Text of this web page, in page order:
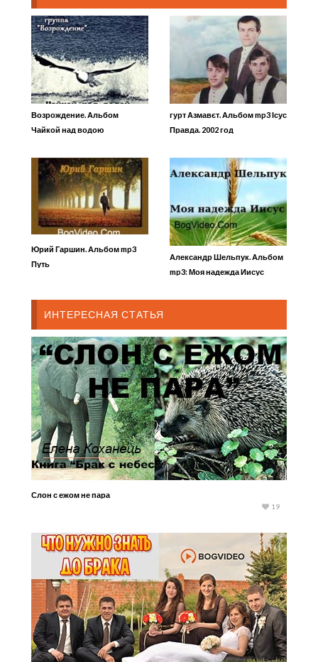
Возрождение. Альбом
Чайкой над водою
гурт Азмавєт. Альбом mp3 Ісус
Правда. 2002 год
Юрий Гаршин. Альбом mp3
Путь
Александр Шельпук. Альбом
mp3: Моя надежда Иисус
ИНТЕРЕСНАЯ СТАТЬЯ
Слон с ежом не пара
19